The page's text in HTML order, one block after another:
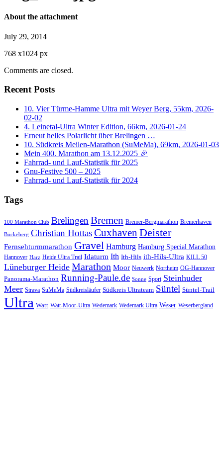
About the attachment
July 29, 2014
768 x1024 px
Comments are closed.
Recent Posts
10. Vier Türme-Hamme Ultra mit Weyer Berg, 55km, 2026-
02-02
4. Leinetal-Ultra Winter Edition, 66km, 2026-01-24
Erneut helles Polarlicht über Brelingen …
10. Südkreis Meilen-Marathon (SuMeMa), 69km, 2026-01-03
Mein 400. Marathon am 13.12.2025 🎉
Fahrrad- und Lauf-Statistik für 2025
Gnu-Festive 500 – 2025
Fahrrad- und Lauf-Statistik für 2024
Tags
100 Marathon Club BrelingenBremen Bremer-Bergmarathon Bremerhaven
Bückeberg Christian HottasCuxhaven Deister
Fernsehturmmarathon Gravel Hamburg Hamburg Special Marathon
Hannover Harz Heide Ultra Trail Idaturm Ith Ith-Hils ith-Hils-Ultra KILL 50
Lüneburger Heide Marathon Moor Neuwerk Northeim OG-Hannover
Panorama-Marathon Running-Paule.de Sonne Sport Steinhuder
Meer Strava SuMeMa Südkreisläufer Südkreis Ultrateam Süntel Süntel-Trail
Ultra Watt Watt-Moor-Ultra Wedemark Wedemark Ultra Weser Weserbergland